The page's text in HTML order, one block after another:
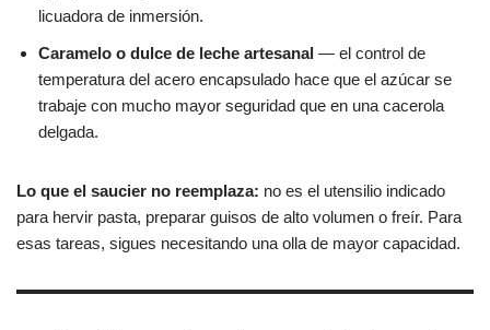
licuadora de inmersión.
Caramelo o dulce de leche artesanal — el control de
temperatura del acero encapsulado hace que el azúcar se
trabaje con mucho mayor seguridad que en una cacerola
delgada.
Lo que el saucier no reemplaza: no es el utensilio indicado
para hervir pasta, preparar guisos de alto volumen o freír. Para
esas tareas, sigues necesitando una olla de mayor capacidad.